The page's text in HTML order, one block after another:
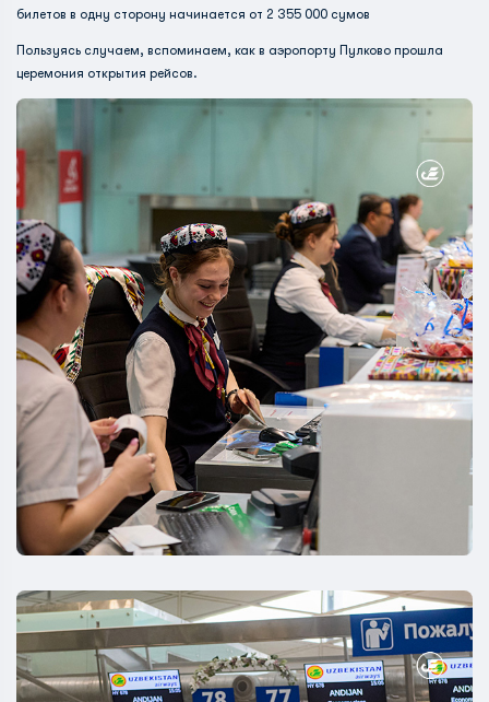
билетов в одну сторону начинается от 2 355 000 сумов
Пользуясь случаем, вспоминаем, как в аэропорту Пулково прошла
церемония открытия рейсов.